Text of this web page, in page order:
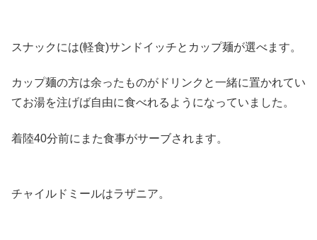
スナックには(軽食)サンドイッチとカップ麺が選べます。
カップ麺の方は余ったものがドリンクと一緒に置かれてい
てお湯を注げば自由に食べれるようになっていました。
着陸40分前にまた食事がサーブされます。
チャイルドミールはラザニア。